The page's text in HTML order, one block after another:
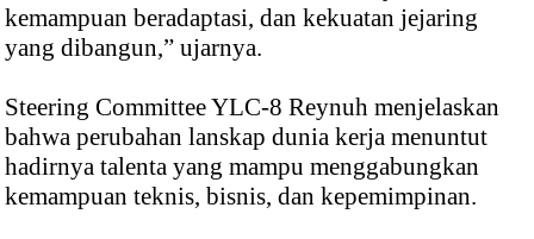
kemampuan beradaptasi, dan kekuatan jejaring
yang dibangun,” ujarnya.
Steering Committee YLC-8 Reynuh menjelaskan
bahwa perubahan lanskap dunia kerja menuntut
hadirnya talenta yang mampu menggabungkan
kemampuan teknis, bisnis, dan kepemimpinan.